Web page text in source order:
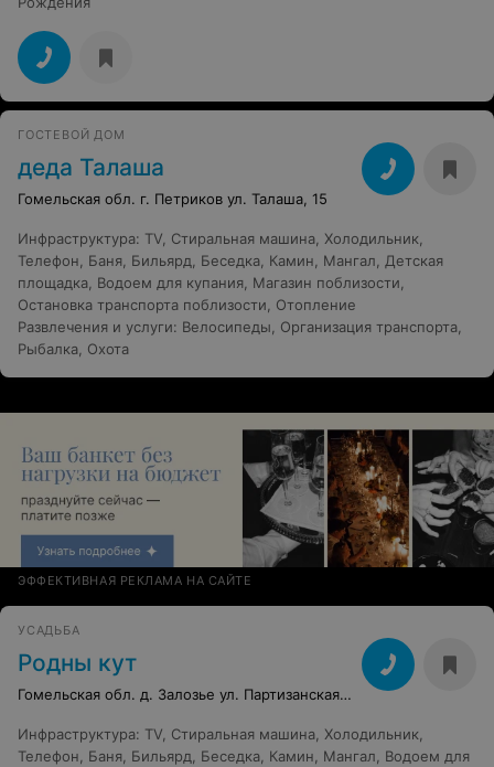
ГОСТЕВОЙ ДОМ
деда Талаша
Гомельская обл. г. Петриков ул. Талаша, 15
Инфраструктура: TV, Стиральная машина, Холодильник,
Телефон, Баня, Бильярд, Беседка, Камин, Мангал, Детская
площадка, Водоем для купания, Магазин поблизости,
Остановка транспорта поблизости, Отопление
Развлечения и услуги: Велосипеды, Организация транспорта,
Рыбалка, Охота
ЭФФЕКТИВНАЯ РЕКЛАМА НА САЙТЕ
УСАДЬБА
Родны кут
Гомельская обл. д. Залозье ул. Партизанская, 2
Инфраструктура: TV, Стиральная машина, Холодильник,
Телефон, Баня, Бильярд, Беседка, Камин, Мангал, Водоем для